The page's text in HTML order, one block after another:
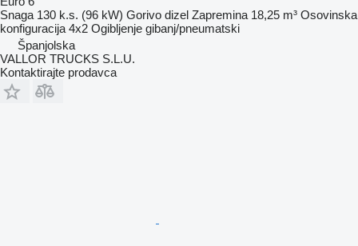
Snaga 130 k.s. (96 kW) Gorivo dizel Zapremina 18,25 m³ Osovinska
konfiguracija 4x2 Ogibljenje gibanj/pneumatski
Španjolska
VALLOR TRUCKS S.L.U.
Kontaktirajte prodavca